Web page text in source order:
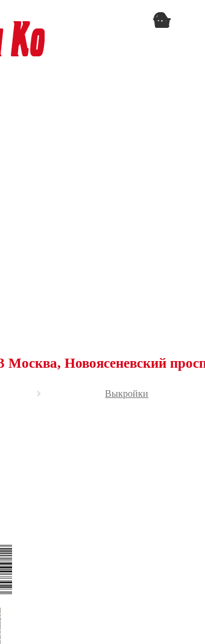
Новоясеневский проспект, 25
Выкройки